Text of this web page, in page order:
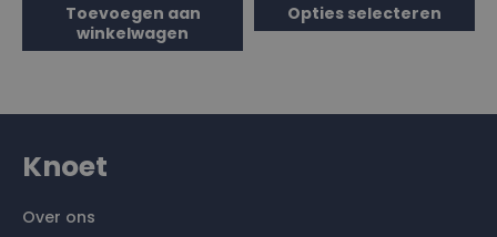
Toevoegen aan
winkelwagen
Opties selecteren
Knoet
Over ons